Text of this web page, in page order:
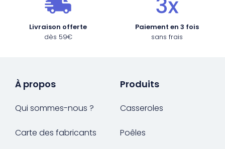
Livraison offerte
dès 59€
Paiement en 3 fois
sans frais
À propos
Qui sommes-nous ?
Carte des fabricants
Produits
Casseroles
Poêles